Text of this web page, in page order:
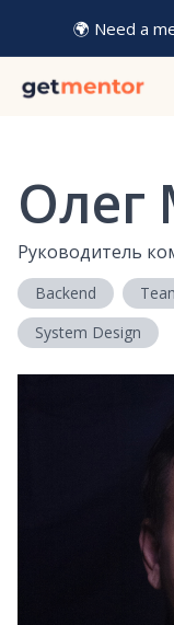
🌍 Need a
Олег
Руководитель
Backend
System Design